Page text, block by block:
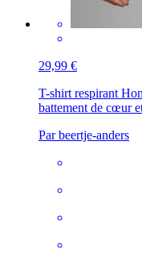
29,99 €
T-shirt respirant
battement de cœur
Par beertje-anders